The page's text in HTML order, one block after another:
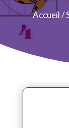
Accueil/